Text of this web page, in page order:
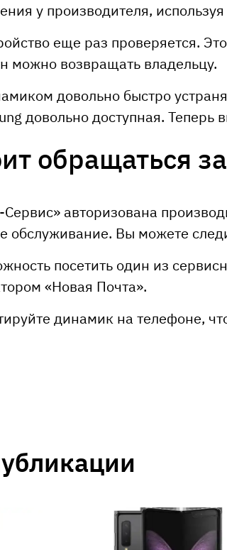
у производителя,
еще раз проверяется.
можно возвращать владельцу.
довольно быстро
довольно доступная.
обращаться
авторизована
обслуживание. Вы можете
посетить один из
«Новая Почта».
динамик на телефоне,